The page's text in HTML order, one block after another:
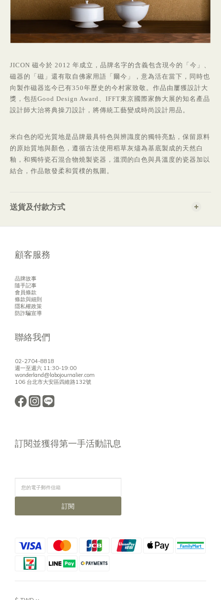
JICON 磁今於 2012 年成立，品牌名字的含義包含現今的「今」、
磁器的「磁」還有取自佛家用語「爾今」，意為活在當下，同時也
向製作磁器迄今已有350年歷史的今村家致敬。作品由屢獲設計大
獎，包括Good Design Award、IFFT東京國際家飾大展的知名產品
設計師大治将典操刀設計，將傳統工藝變成時尚設計用品。
米白色的啞光質地是品牌最具特色與辨識度的獨特亮點，保留原料
的原始質地與顏色，遵循古法使用稻草灰燼為基底製成的天然白
釉，和獨特瓷石混合物燒製瓷器，溫潤的白色與具溫度的瓷器加以
結合，作品散發柔和質樸的氛圍。
送貨及付款方式
顧客服務
品牌故事
隨手記事
會員條款
條款與細則
隱私權政策
防詐騙宣導
聯絡我們
02-2704-8818
週一至週六 11:30-19:00
wonderland@labojournalier.com
106 台北市大安區四維路132號
訂閱並獲得第一手活動訊息
訂閱